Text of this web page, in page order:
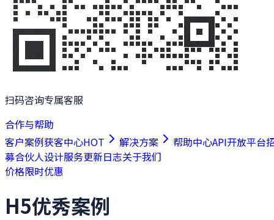
扫码咨询专属客服
合作与帮助
客户案例获客中心HOT 解决方案 帮助中心API开放平台
募合伙人设计服务更新日志关于我们
价格限时优惠
H5优秀案例